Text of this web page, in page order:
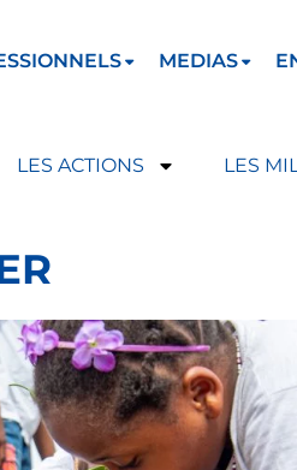
MEDIAS
LES ACTIONS LES